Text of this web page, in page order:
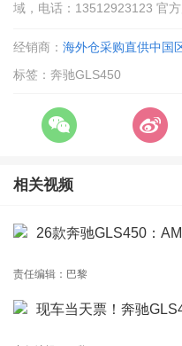
域，电话：13512923123 官方
经销商： 海外仓采购直供中国
标签：奔驰GLS450
相关视频
26款奔驰GLS450：
责任编辑：巴黎
现车当天票！奔驰